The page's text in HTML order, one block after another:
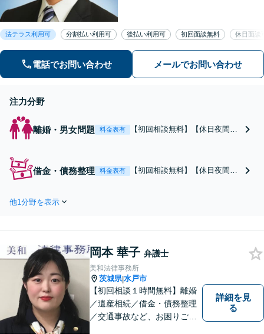
にご相談ください。
法テラス利用可 分割払い利用可 後払い利用可 初回面談無料 休日面談
電話でお問い合わせ メールでお問い合わせ
注力分野
離婚・男女問題 料金表有
【初回相談無料】【休日夜間対
指しております。依頼者の方の
費用対効果の観点からもご納得
借金・債務整理 料金表有
【初回相談無料】【休日夜間対
の行くまでご説明をいたしま
たらお気軽にご相談ください。
他1分野を表示
岡本 華子 弁護士
美和法律事務所
茨城県|水戸市
【初回相談１時間無料】離婚
／遺産相続／借金・債務整理
／交通事故など、お困りごと
詳細を見
る